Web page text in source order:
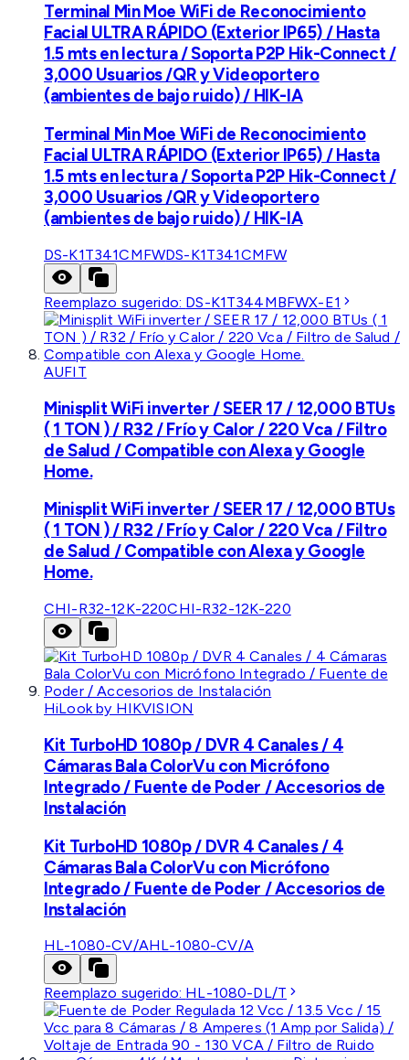
Terminal Min Moe WiFi de Reconocimiento
Facial ULTRA RÁPIDO (Exterior IP65) / Hasta
1.5 mts en lectura / Soporta P2P Hik-Connect /
3,000 Usuarios /QR y Videoportero
(ambientes de bajo ruido) / HIK-IA
Terminal Min Moe WiFi de Reconocimiento
Facial ULTRA RÁPIDO (Exterior IP65) / Hasta
1.5 mts en lectura / Soporta P2P Hik-Connect /
3,000 Usuarios /QR y Videoportero
(ambientes de bajo ruido) / HIK-IA
DS-K1T341CMFWDS-K1T341CMFW
Reemplazo sugerido: DS-K1T344MBFWX-E1
AUFIT
Minisplit WiFi inverter / SEER 17 / 12,000 BTUs
( 1 TON ) / R32 / Frío y Calor / 220 Vca / Filtro
de Salud / Compatible con Alexa y Google
Home.
Minisplit WiFi inverter / SEER 17 / 12,000 BTUs
( 1 TON ) / R32 / Frío y Calor / 220 Vca / Filtro
de Salud / Compatible con Alexa y Google
Home.
CHI-R32-12K-220CHI-R32-12K-220
HiLook by HIKVISION
Kit TurboHD 1080p / DVR 4 Canales / 4
Cámaras Bala ColorVu con Micrófono
Integrado / Fuente de Poder / Accesorios de
Instalación
Kit TurboHD 1080p / DVR 4 Canales / 4
Cámaras Bala ColorVu con Micrófono
Integrado / Fuente de Poder / Accesorios de
Instalación
HL-1080-CV/AHL-1080-CV/A
Reemplazo sugerido: HL-1080-DL/T